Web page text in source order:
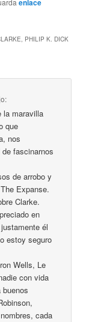
enlace
PHILIP K. DICK
la maravilla
que
nos
fascinarnos
de arrobo y
Expanse.
Clarke.
en
él
estoy seguro
Wells, Le
con vida
cada